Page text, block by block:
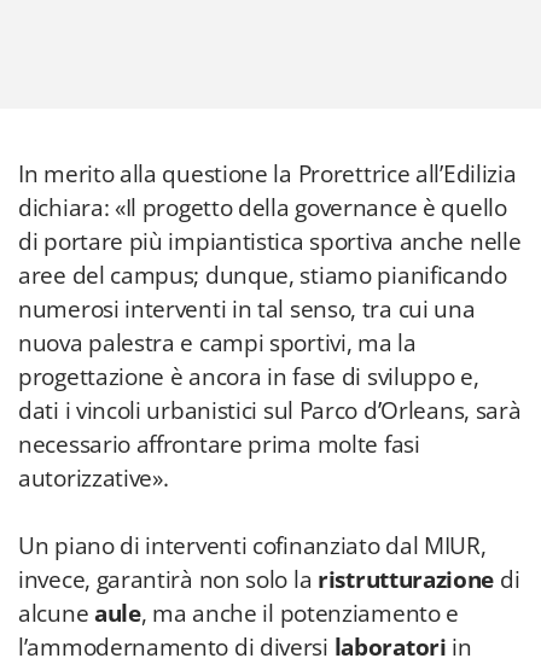
In merito alla questione la Prorettrice all’Edilizia
dichiara: «Il progetto della governance è quello
di portare più impiantistica sportiva anche nelle
aree del campus; dunque, stiamo pianificando
numerosi interventi in tal senso, tra cui una
nuova palestra e campi sportivi, ma la
progettazione è ancora in fase di sviluppo e,
dati i vincoli urbanistici sul Parco d’Orleans, sarà
necessario affrontare prima molte fasi
autorizzative».
Un piano di interventi cofinanziato dal MIUR,
invece, garantirà non solo la ristrutturazione di
alcuneaule, ma anche il potenziamento e
l’ammodernamento di diversi laboratori in